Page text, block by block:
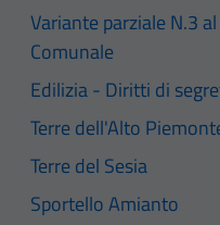
Variante parziale N.3
Comunale
Edilizia - Diritti di
Terre dell'Alto
Terre del Sesia
Sportello Amianto